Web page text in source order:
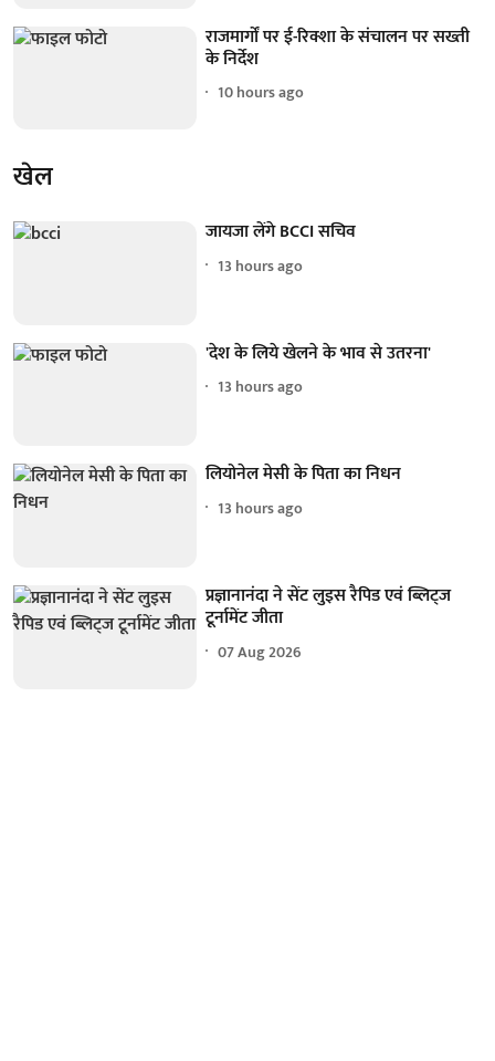
राजमार्गों पर ई-रिक्शा के संचालन पर सख्ती
के निर्देश
10 hours ago
खेल
जायजा लेंगे BCCI सचिव
13 hours ago
'देश के लिये खेलने के भाव से उतरना'
13 hours ago
लियोनेल मेसी के पिता का निधन
13 hours ago
प्रज्ञानानंदा ने सेंट लुइस रैपिड एवं ब्लिट्ज
टूर्नामेंट जीता
07 Aug 2026